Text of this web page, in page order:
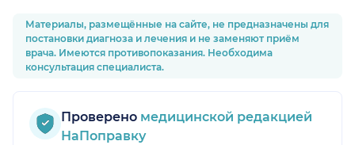
Материалы, размещённые на сайте, не предназначены для
постановки диагноза и лечения и не заменяют приём
врача. Имеются противопоказания. Необходима
консультация специалиста.
Проверено медицинской редакцией
НаПоправку